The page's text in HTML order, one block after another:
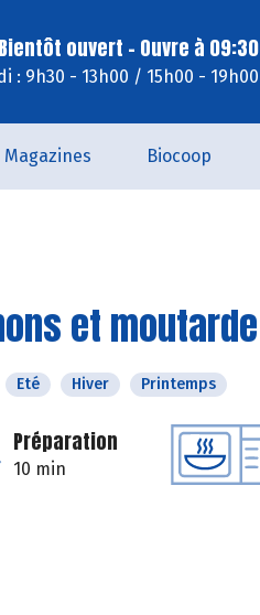
Bientôt ouvert - Ouvre à 09:30
: 9h30 - 13h00 / 15h00 - 19h00
Magazines Biocoop
et moutarde
Eté Hiver Printemps
Préparation
10 min